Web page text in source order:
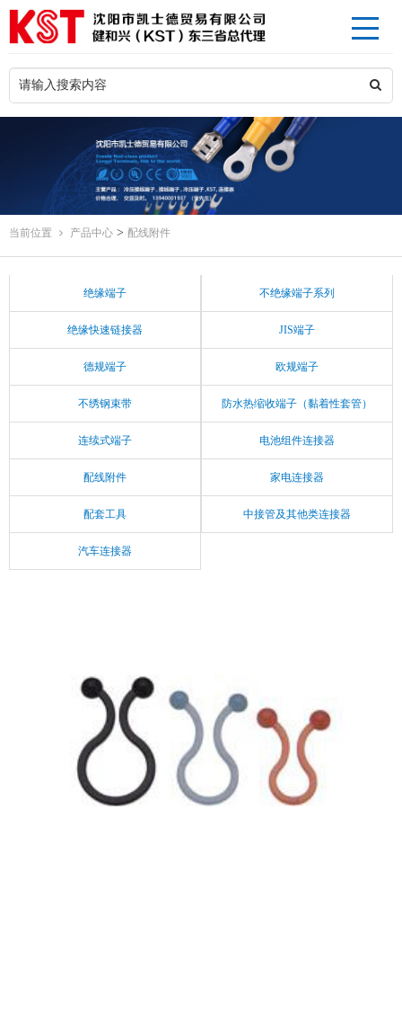
当前位置 产品中心 > 配线附件
绝缘端子 不绝缘端子系列
绝缘快速链接器 JIS端子
德规端子 欧规端子
不绣钢束带 防水热缩收端子（黏着性套管）
连续式端子 电池组件连接器
配线附件 家电连接器
配套工具 中接管及其他类连接器
汽车连接器